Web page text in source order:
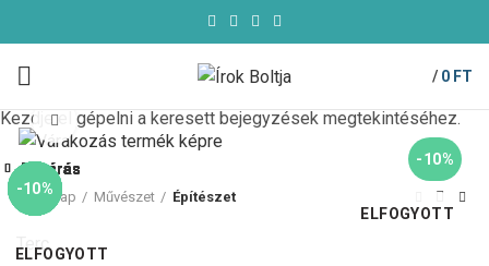
/ 0 FT
-10%
ELFOGYOTT
Click to enlarge
Kezdőlap Művészet Építészet
Terc
-10%
Bezárás
-10%
Bezárás
-10%
Bezárás
-10%
Bezárás
-10%
ELFOGYOTT
Bezárás
-10%
Bezárás
-10%
Bezárás
-10%
Bezárás
Kezdje el gépelni a keresett bejegyzések megtekintéséhez.